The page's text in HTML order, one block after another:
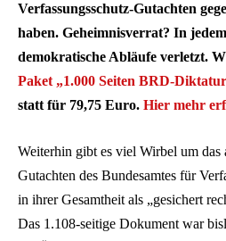
Verfassungsschutz-Gutachten
haben. Geheimnisverrat? In
demokratische Abläufe verletzt.
Paket „1.000 Seiten BRD-
statt für 79,75 Euro. Hier mehr
Weiterhin gibt es viel Wirbel um das
Gutachten des Bundesamtes für
in ihrer Gesamtheit als „gesichert
Das 1.108-seitige Dokument war